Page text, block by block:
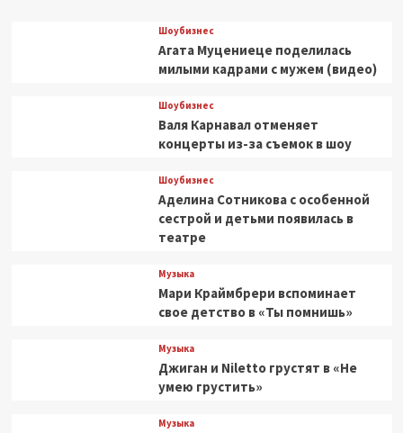
Шоубизнес
Агата Муцениеце поделилась
милыми кадрами с мужем (видео)
Шоубизнес
Валя Карнавал отменяет
концерты из-за съемок в шоу
Шоубизнес
Аделина Сотникова с особенной
сестрой и детьми появилась в
театре
Музыка
Мари Краймбрери вспоминает
свое детство в «Ты помнишь»
Музыка
Джиган и Niletto грустят в «Не
умею грустить»
Музыка